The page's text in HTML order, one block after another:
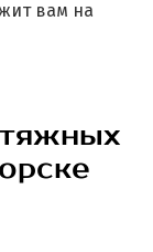
вам на